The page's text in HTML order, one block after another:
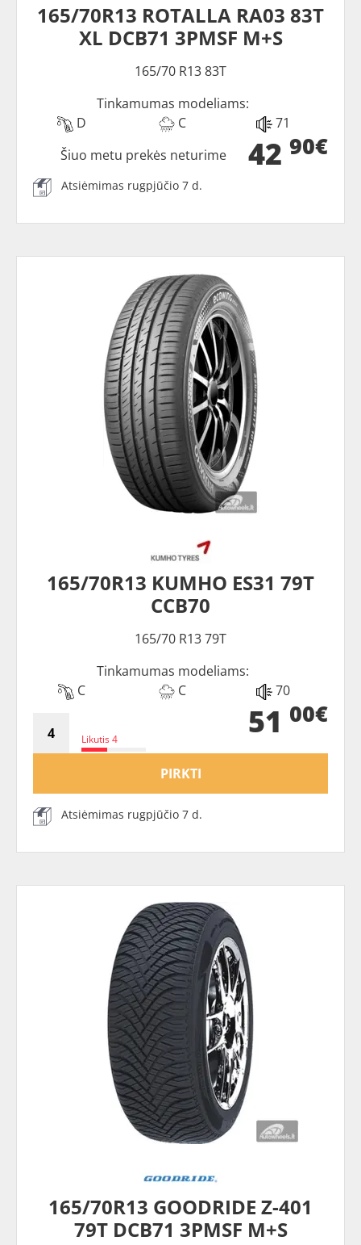
165/70R13 ROTALLA RA03 83T
XL DCB71 3PMSF M+S
165/70 R13 83T
Tinkamumas modeliams:
D
C 71
42 90€
Šiuo metu prekės neturime
Atsiėmimas rugpjūčio 7 d.
165/70R13 KUMHO ES31 79T
CCB70
165/70 R13 79T
Tinkamumas modeliams:
C
C 70
Likutis 4 51 00€
PIRKTI
Atsiėmimas rugpjūčio 7 d.
165/70R13 GOODRIDE Z-401
79T DCB71 3PMSF M+S